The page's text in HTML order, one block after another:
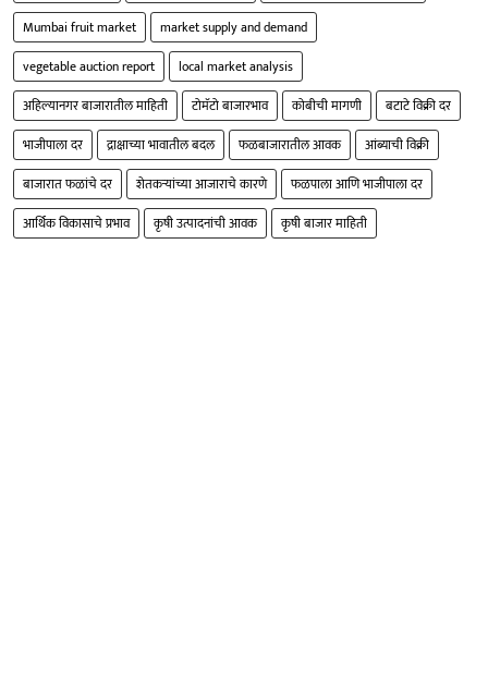
Mumbai fruit market
market supply and demand
vegetable auction report
local market analysis
अहिल्यानगर बाजारातील माहिती
टोमॅटो बाजारभाव कोबीची मागणी
बटाटे विक्री दर
भाजीपाला दर
द्राक्षाच्या भावातील बदल फळबाजारातील आवक
आंब्याची विक्री
बाजारात फळांचे दर
शेतकऱ्यांच्या आजाराचे कारणे
फळपाला आणि भाजीपाला दर
आर्थिक विकासाचे प्रभाव
कृषी उत्पादनांची आवक कृषी बाजार माहिती